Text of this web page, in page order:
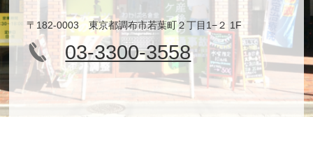
〒182-0003 東京都調布市若葉町２丁目1−２ 1F
03-3300-3558